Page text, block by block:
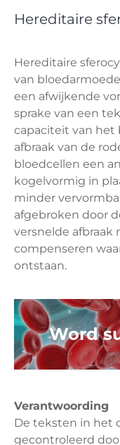
Hereditaire
Hereditaire
van
een afwijkende
sprake van een
capaciteit van het
afbraak van de
bloedcellen een
kogelvormig in
minder
afgebroken door
versnelde afbraak
compenseren
ontstaan.
Word
Verantwoording
De teksten in het
gecontroleerd